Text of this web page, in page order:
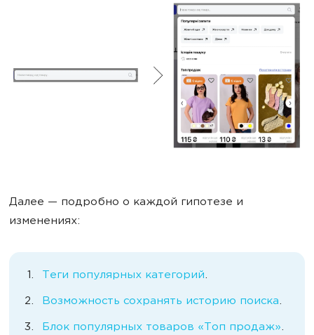
Далее — подробно о каждой гипотезе и
изменениях:
Теги популярных категорий.
Возможность сохранять историю поиска.
Блок популярных товаров «Топ продаж».